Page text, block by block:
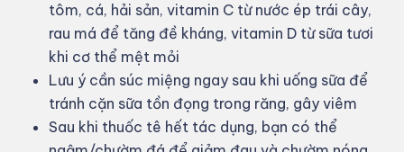
tôm, cá, hải sản, vitamin C từ nước ép trái cây,
rau má để tăng đề kháng, vitamin D từ sữa tươi
khi cơ thể mệt mỏi
Lưu ý cần súc miệng ngay sau khi uống sữa để
tránh cặn sữa tồn đọng trong răng, gây viêm
Sau khi thuốc tê hết tác dụng, bạn có thể